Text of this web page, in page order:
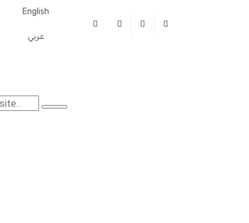
English
عربي